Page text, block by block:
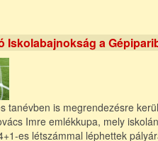
Iskolabajnokság a
tanévben is megrendezésre
Imre emlékkupa, mely
es létszámmal léphettek